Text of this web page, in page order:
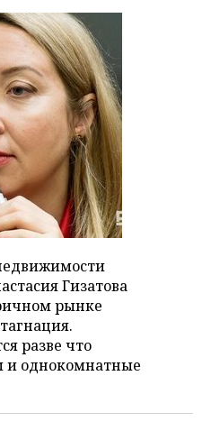
Гизатова
рынке
разве что
и однокомнатные